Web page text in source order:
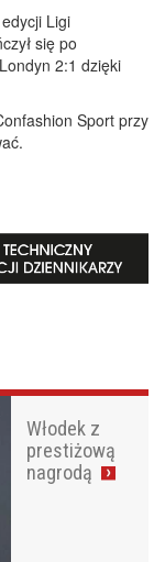
Ligi
się po
2:1 dzięki
Sport przy
Włodek z
prestiżową
nagrodą